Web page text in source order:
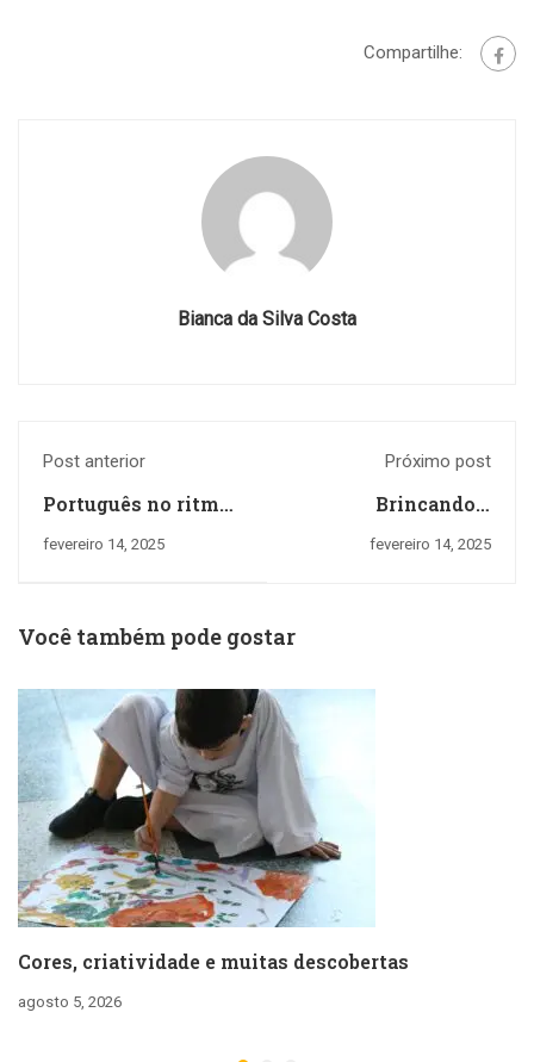
Compartilhe:
Bianca da Silva Costa
Post anterior
Português no ritmo
certo para cada
fevereiro 14, 2025
Próximo post
Brincando e
Aprendendo na
fevereiro 14, 2025
Você também pode gostar
Cores, criatividade e muitas descobertas
agosto 5, 2026